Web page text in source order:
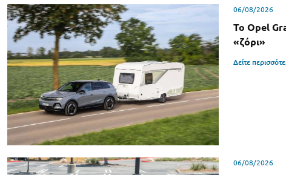
06/08/2026
Το Opel
«ζόρι»
Δείτε
06/08/2026